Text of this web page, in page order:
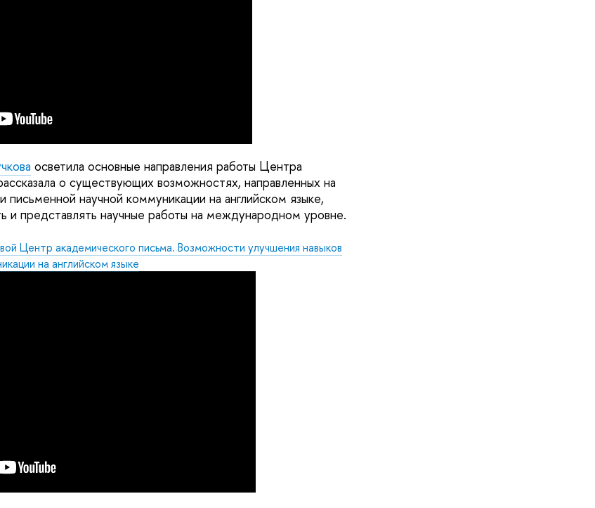
осветила основные направления работы Центра
о существующих возможностях, направленных на
письменной научной коммуникации на английском языке,
и представлять научные работы на международном уровне.
Центр академического письма. Возможности улучшения навыков
на английском языке